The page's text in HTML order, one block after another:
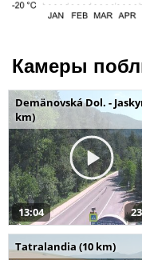
Камеры
Demänovská Dol. -
km)
13:04
Tatralandia (10 km)